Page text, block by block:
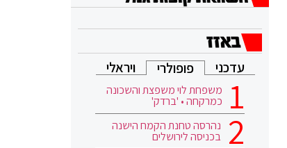
עדכני פופולרי ויראלי
משפחת לוי משפצת והשכונה
כמרקחה • 'ברדק'
נהרסה טחנת הקמח הישנה
בכניסה לירושלים